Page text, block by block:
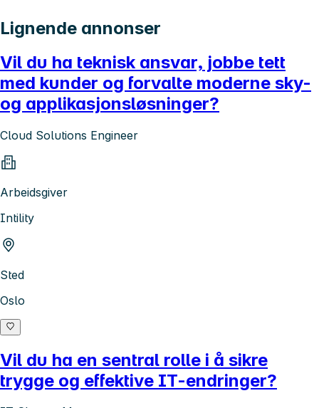
Lignende annonser
Vil du ha teknisk ansvar, jobbe tett
med kunder og forvalte moderne sky-
og applikasjonsløsninger?
Cloud Solutions Engineer
Arbeidsgiver
Intility
Sted
Oslo
Vil du ha en sentral rolle i å sikre
trygge og effektive IT-endringer?